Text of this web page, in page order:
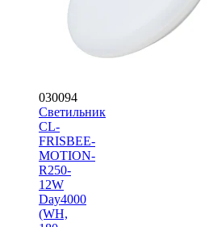
030094
Светильник
CL-
FRISBEE-
MOTION-
R250-
12W
Day4000
(WH,